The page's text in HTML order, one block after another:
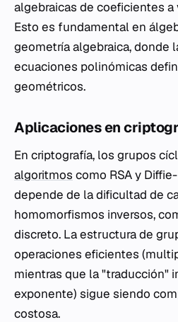
algebraicas de coeficientes
Esto es fundamental en
geometría algebraica, donde
ecuaciones polinómicas
geométricos.
Aplicaciones en
En criptografía, los grupos
algoritmos como RSA y
depende de la dificultad de
homomorfismos inversos,
discreto. La estructura de
operaciones eficientes
mientras que la "traducción"
exponente) sigue siendo
costosa.